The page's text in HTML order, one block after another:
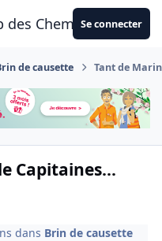
des CheminotsSe connecter
de causette Tant de
Capitaines...
dans Brin de causette